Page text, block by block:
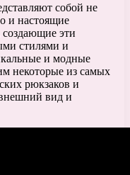
собой не
и настоящие
создающие эти
стилями и
и модные
некоторые из самых
рюкзаков и
вид и